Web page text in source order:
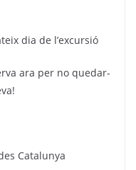
dia de l’excursió
ara per no quedar-